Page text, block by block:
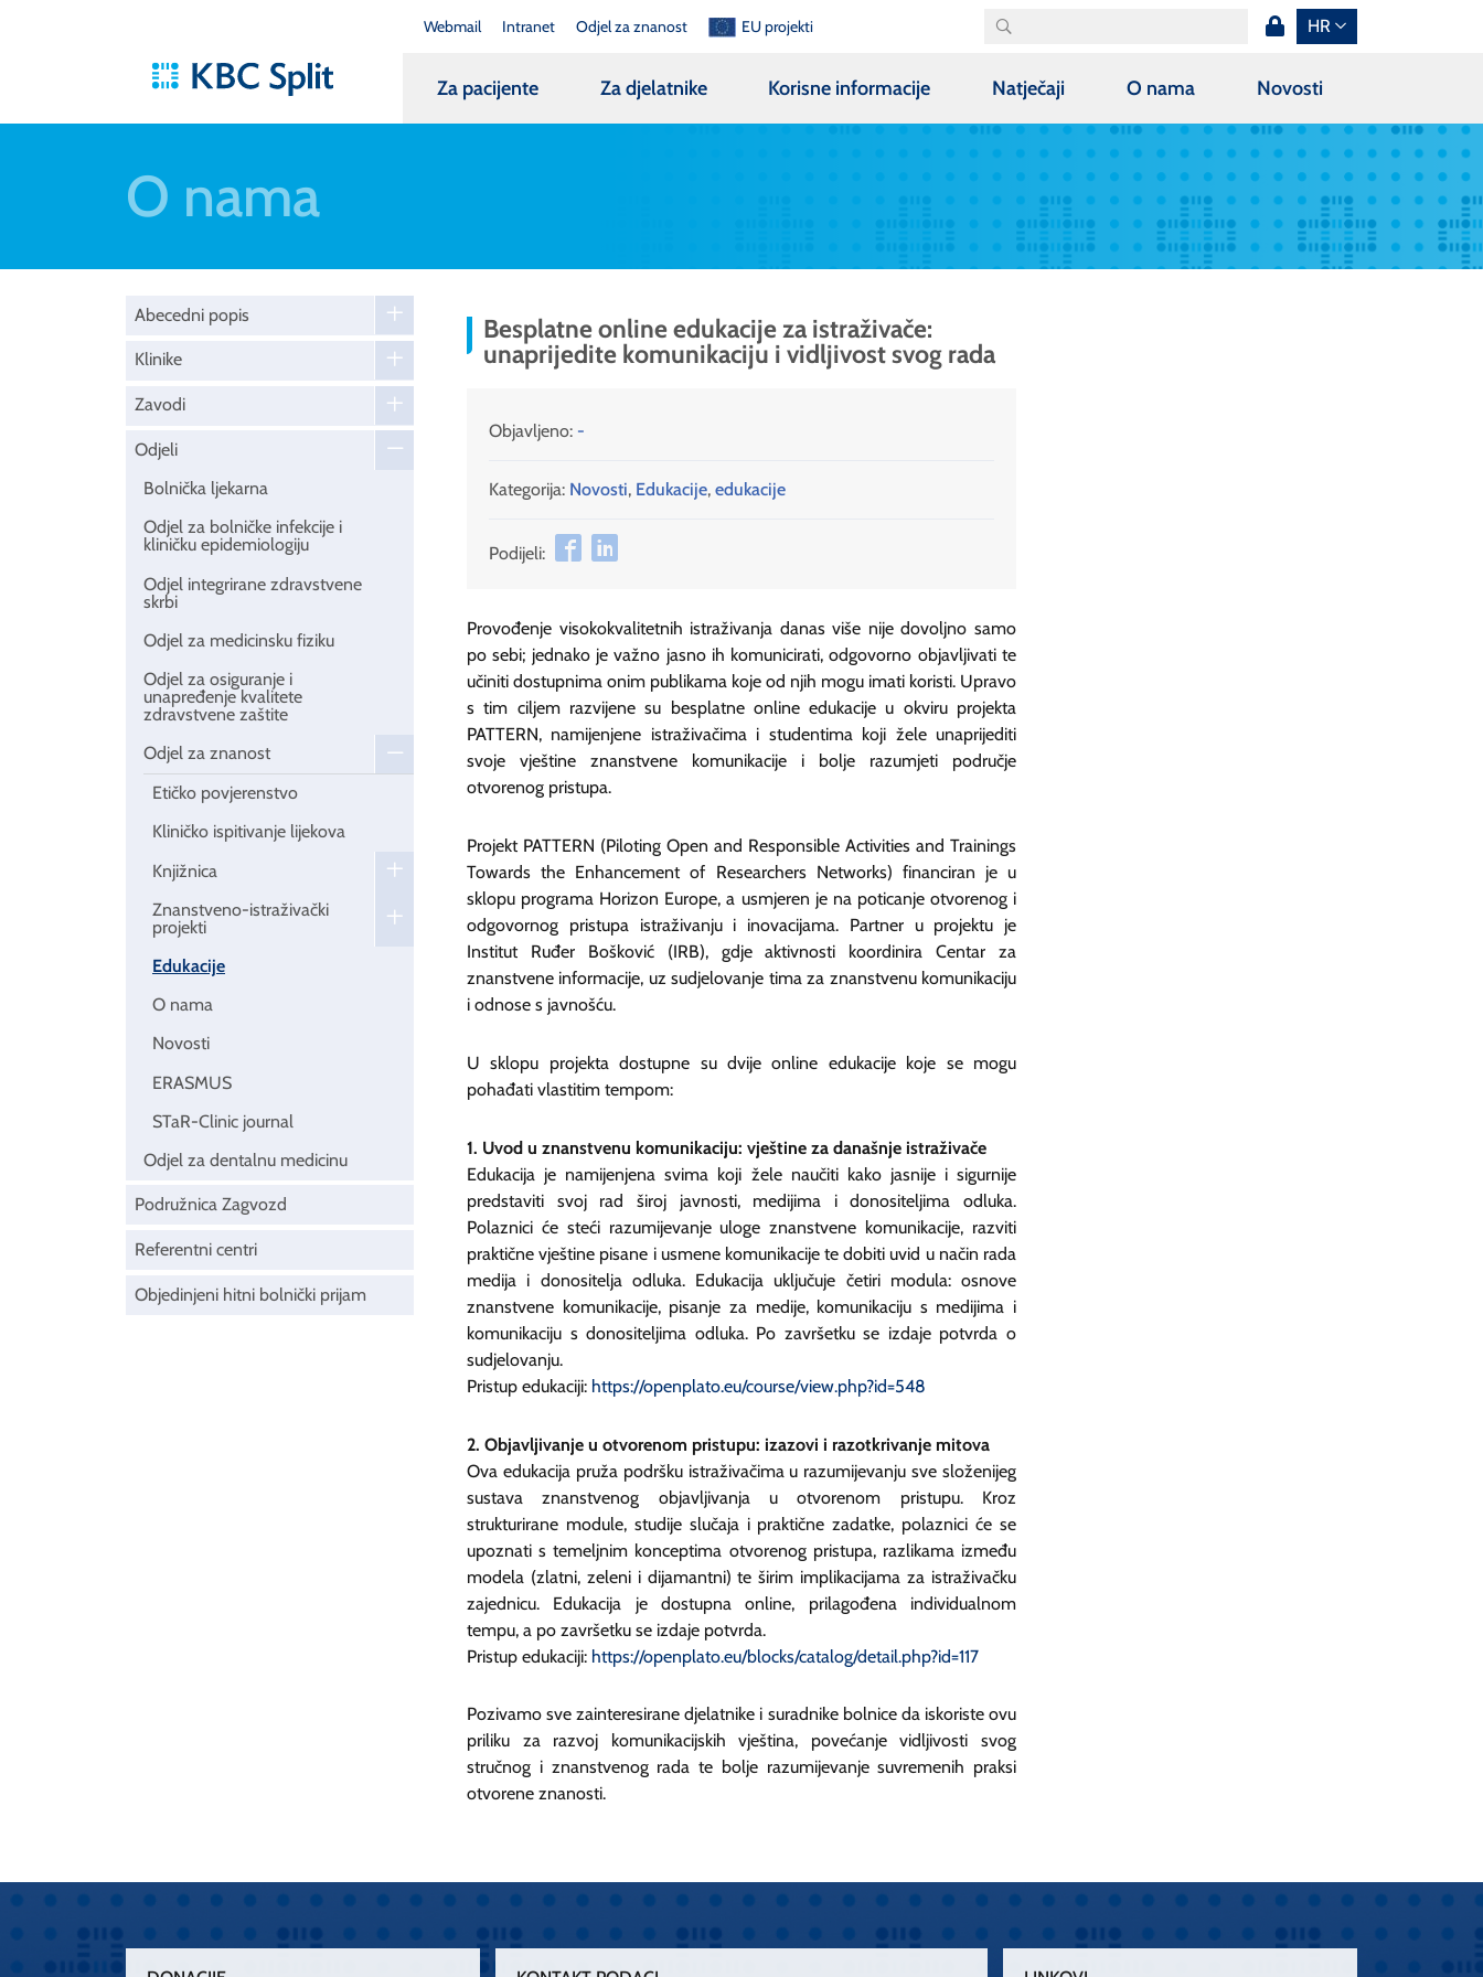
Webmail Intranet Odjel za znanost EU projekti HR
Za pacijente Za djelatnike Korisne informacije Natječaji O nama Novosti
O nama
Abecedni popis
Klinike
Zavodi
Odjeli
Bolnička ljekarna
Odjel za bolničke infekcije i
kliničku epidemiologiju
Odjel integrirane zdravstvene
skrbi
Odjel za medicinsku fiziku
Odjel za osiguranje i
unapređenje kvalitete
zdravstvene zaštite
Odjel za znanost
Etičko povjerenstvo
Kliničko ispitivanje lijekova
Knjižnica
Znanstveno-istraživački
projekti
Edukacije
O nama
Novosti
ERASMUS
STaR-Clinic journal
Odjel za dentalnu medicinu
Podružnica Zagvozd
Referentni centri
Objedinjeni hitni bolnički prijam
Besplatne online edukacije za istraživače:
unaprijedite komunikaciju i vidljivost svog rada
Objavljeno: -
Kategorija: Novosti, Edukacije, edukacije
Podijeli:
Provođenje visokokvalitetnih istraživanja danas više nije dovoljno samo
po sebi; jednako je važno jasno ih komunicirati, odgovorno objavljivati te
učiniti dostupnima onim publikama koje od njih mogu imati koristi. Upravo
s tim ciljem razvijene su besplatne online edukacije u okviru projekta
PATTERN, namijenjene istraživačima i studentima koji žele unaprijediti
svoje vještine znanstvene komunikacije i bolje razumjeti područje
otvorenog pristupa.
Projekt PATTERN (Piloting Open and Responsible Activities and Trainings
Towards the Enhancement of Researchers Networks) financiran je u
sklopu programa Horizon Europe, a usmjeren je na poticanje otvorenog i
odgovornog pristupa istraživanju i inovacijama. Partner u projektu je
Institut Ruđer Bošković (IRB), gdje aktivnosti koordinira Centar za
znanstvene informacije, uz sudjelovanje tima za znanstvenu komunikaciju
i odnose s javnošću.
U sklopu projekta dostupne su dvije online edukacije koje se mogu
pohađati vlastitim tempom:
1. Uvod u znanstvenu komunikaciju: vještine za današnje istraživače
Edukacija je namijenjena svima koji žele naučiti kako jasnije i sigurnije
predstaviti svoj rad široj javnosti, medijima i donositeljima odluka.
Polaznici će steći razumijevanje uloge znanstvene komunikacije, razviti
praktične vještine pisane i usmene komunikacije te dobiti uvid u način rada
medija i donositelja odluka. Edukacija uključuje četiri modula: osnove
znanstvene komunikacije, pisanje za medije, komunikaciju s medijima i
komunikaciju s donositeljima odluka. Po završetku se izdaje potvrda o
sudjelovanju.
Pristup edukaciji: https://openplato.eu/course/view.php?id=548
2. Objavljivanje u otvorenom pristupu: izazovi i razotkrivanje mitova
Ova edukacija pruža podršku istraživačima u razumijevanju sve složenijeg
sustava znanstvenog objavljivanja u otvorenom pristupu. Kroz
strukturirane module, studije slučaja i praktične zadatke, polaznici će se
upoznati s temeljnim konceptima otvorenog pristupa, razlikama između
modela (zlatni, zeleni i dijamantni) te širim implikacijama za istraživačku
zajednicu. Edukacija je dostupna online, prilagođena individualnom
tempu, a po završetku se izdaje potvrda.
Pristup edukaciji: https://openplato.eu/blocks/catalog/detail.php?id=117
Pozivamo sve zainteresirane djelatnike i suradnike bolnice da iskoriste ovu
priliku za razvoj komunikacijskih vještina, povećanje vidljivosti svog
stručnog i znanstvenog rada te bolje razumijevanje suvremenih praksi
otvorene znanosti.